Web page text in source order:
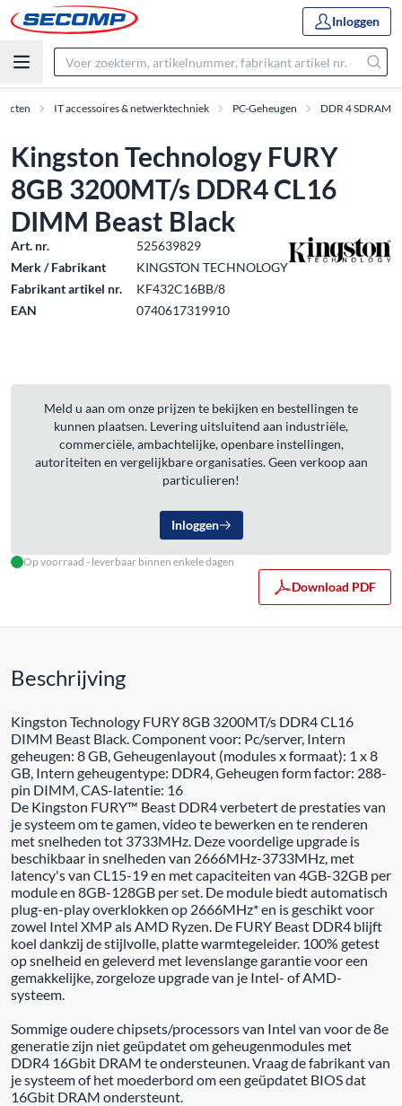
Inloggen
IT accessoires & netwerktechniek PC-Geheugen DDR 4 SDRAM
Kingston Technology FURY
8GB 3200MT/s DDR4 CL16
DIMM Beast Black
Art. nr.
525639829
Merk / Fabrikant
KINGSTON TECHNOLOGY
Fabrikant artikel nr.
KF432C16BB/8
EAN
0740617319910
Meld u aan om onze prijzen te bekijken en bestellingen te
kunnen plaatsen. Levering uitsluitend aan industriële,
commerciële, ambachtelijke, openbare instellingen,
autoriteiten en vergelijkbare organisaties. Geen verkoop aan
particulieren!
Inloggen
Op voorraad - leverbaar binnen enkele dagen
Download PDF
Beschrijving
Kingston Technology FURY 8GB 3200MT/s DDR4 CL16
DIMM Beast Black. Component voor: Pc/server, Intern
geheugen: 8 GB, Geheugenlayout (modules x formaat): 1 x 8
GB, Intern geheugentype: DDR4, Geheugen form factor: 288-
pin DIMM, CAS-latentie: 16
De Kingston FURY™ Beast DDR4 verbetert de prestaties van
je systeem om te gamen, video te bewerken en te renderen
met snelheden tot 3733MHz. Deze voordelige upgrade is
beschikbaar in snelheden van 2666MHz-3733MHz, met
latency's van CL15-19 en met capaciteiten van 4GB-32GB per
module en 8GB-128GB per set. De module biedt automatisch
plug-en-play overklokken op 2666MHz* en is geschikt voor
zowel Intel XMP als AMD Ryzen. De FURY Beast DDR4 blijft
koel dankzij de stijlvolle, platte warmtegeleider. 100% getest
op snelheid en geleverd met levenslange garantie voor een
gemakkelijke, zorgeloze upgrade van je Intel- of AMD-
systeem.
Sommige oudere chipsets/processors van Intel van voor de 8e
generatie zijn niet geüpdatet om geheugenmodules met
DDR4 16Gbit DRAM te ondersteunen. Vraag de fabrikant van
je systeem of het moederbord om een geüpdatet BIOS dat
16Gbit DRAM ondersteunt.